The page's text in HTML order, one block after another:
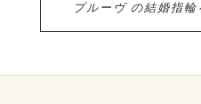
プルーヴ の​結婚​指輪